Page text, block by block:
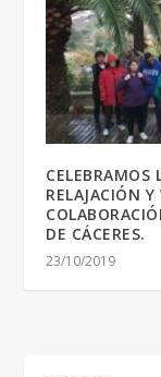
CELEBRAMOS
RELAJACIÓN
DE CÁCERES.
23/10/2019